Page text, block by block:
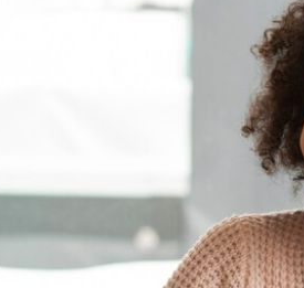
ماست
پنیر
رسانه
مجله آشپزی دوماس